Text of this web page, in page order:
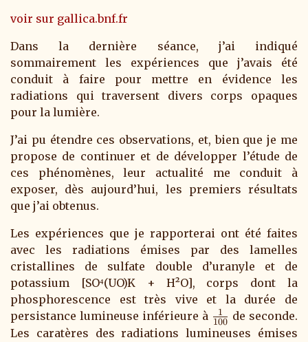
voir sur gallica.bnf.fr
Dans la dernière séance, j’ai indiqué
sommairement les expériences que j’avais été
conduit à faire pour mettre en évidence les
radiations qui traversent divers corps opaques
pour la lumière.
J’ai pu étendre ces observations, et, bien que je me
propose de continuer et de développer l’étude de
ces phénomènes, leur actualité me conduit à
exposer, dès aujourd’hui, les premiers résultats
que j’ai obtenus.
Les expériences que je rapporterai ont été faites
avec les radiations émises par des lamelles
cristallines de sulfate double d’uranyle et de
potassium [SO⁴(UO)K + H²O], corps dont la
phosphorescence est très vive et la durée de
persistance lumineuse inférieure à \frac{1}
{100}
100
1
de seconde.
Les caratères des radiations lumineuses émises